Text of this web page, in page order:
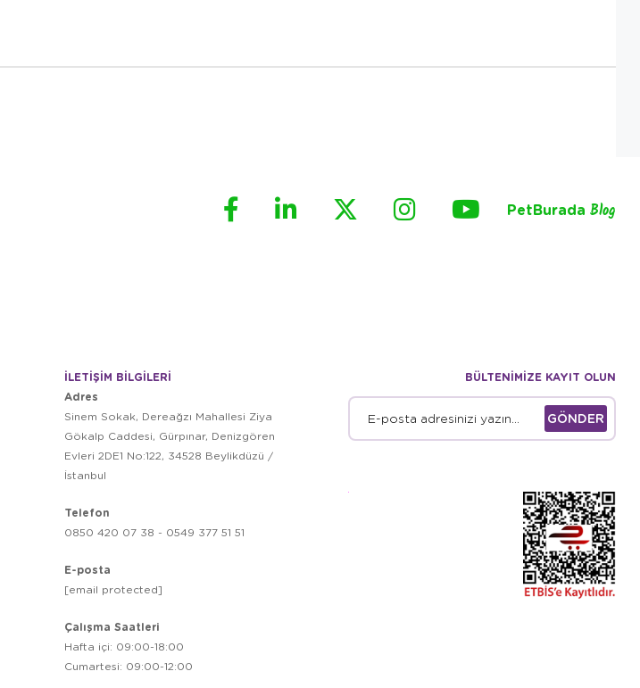
PetBurada Blog
İLETİŞİM BİLGİLERİ
Adres
Sinem Sokak, Dereağzı Mahallesi Ziya
Gökalp Caddesi, Gürpınar, Denizgören
Evleri 2DE1 No:122, 34528 Beylikdüzü /
İstanbul
Telefon
0850 420 07 38 - 0549 377 51 51
E-posta
[email protected]
Çalışma Saatleri
Hafta içi: 09:00-18:00
Cumartesi: 09:00-12:00
BÜLTENİMİZE KAYIT OLUN
GÖNDER